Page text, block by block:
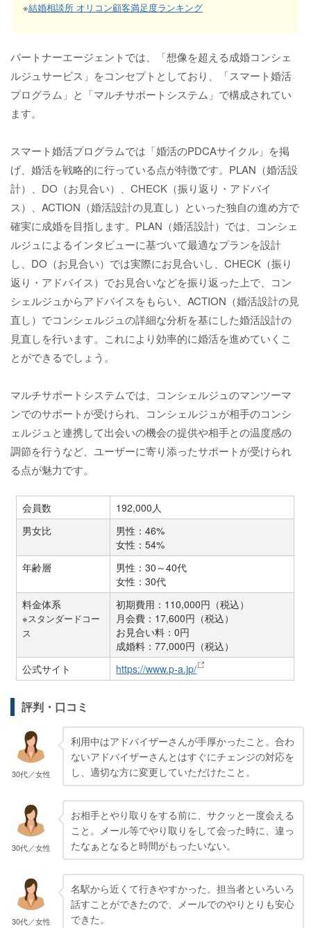
※結婚相談所 オリコン顧客満足度ランキング
パートナーエージェントでは、「想像を超える成婚コンシェ
ルジュサービス」をコンセプトとしており、「スマート婚活
プログラム」と「マルチサポートシステム」で構成されてい
ます。
スマート婚活プログラムでは「婚活のPDCAサイクル」を掲
げ、婚活を戦略的に行っている点が特徴です。PLAN（婚活設
計）、DO（お見合い）、CHECK（振り返り・アドバイ
ス）、ACTION（婚活設計の見直し）といった独自の進め方で
確実に成婚を目指します。PLAN（婚活設計）では、コンシェ
ルジュによるインタビューに基づいて最適なプランを設計
し、DO（お見合い）では実際にお見合いし、CHECK（振り
返り・アドバイス）でお見合いなどを振り返った上で、コン
シェルジュからアドバイスをもらい、ACTION（婚活設計の見
直し）でコンシェルジュの詳細な分析を基にした婚活設計の
見直しを行います。これにより効率的に婚活を進めていくこ
とができるでしょう。
マルチサポートシステムでは、コンシェルジュのマンツーマ
ンでのサポートが受けられ、コンシェルジュが相手のコンシ
ェルジュと連携して出会いの機会の提供や相手との温度感の
調節を行うなど、ユーザーに寄り添ったサポートが受けられ
る点が魅力です。
会員数
192,000人
男女比
男性：46%
女性：54%
年齢層
男性：30～40代
女性：30代
料金体系
※スタンダードコー
ス
初期費用：110,000円（税込）
月会費：17,600円（税込）
お見合い料：0円
成婚料：77,000円（税込）
公式サイト
https://www.p-a.jp/
評判・口コミ
30代／女性
利用中はアドバイザーさんが手厚かったこと。合わ
ないアドバイザーさんとはすぐにチェンジの対応を
し、適切な方に変更していただけたこと。
30代／女性
お相手とやり取りをする前に、サクッと一度会える
こと。メール等でやり取りをして会った時に、違っ
たなぁとなると時間がもったいない。
30代／女性
名駅から近くて行きやすかった。担当者といろいろ
話すことができたので、メールでのやりとりも安心
できた。